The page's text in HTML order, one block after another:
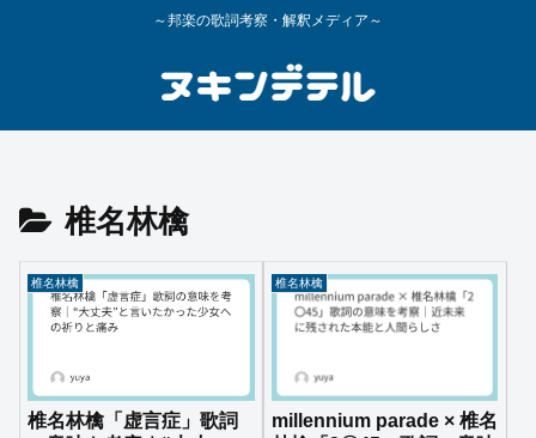
～邦楽の歌詞考察・解釈メディア～
椎名林檎
椎名林檎
椎名林檎「虚言症」歌詞
椎名林檎
millennium parade × 椎名